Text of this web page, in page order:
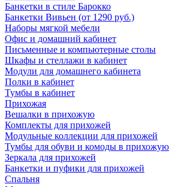
Банкетки в стиле Барокко
Банкетки Вивьен (от 1290 руб.)
Наборы мягкой мебели
Офис и домашний кабинет
Письменные и компьютерные столы
Шкафы и стеллажи в кабинет
Модули для домашнего кабинета
Полки в кабинет
Тумбы в кабинет
Прихожая
Вешалки в прихожую
Комплекты для прихожей
Модульные коллекции для прихожей
Тумбы для обуви и комоды в прихожую
Зеркала для прихожей
Банкетки и пуфики для прихожей
Спальня